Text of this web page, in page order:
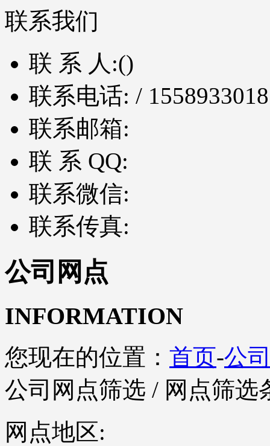
联系我们
联 系 人:()
联系电话: /
联系邮箱:
联 系 QQ:
联系微信:
联系传真:
公司网点
INFORMATION
您现在的位置： 首页-公
公司网点筛选 / 网点筛选
网点地区: